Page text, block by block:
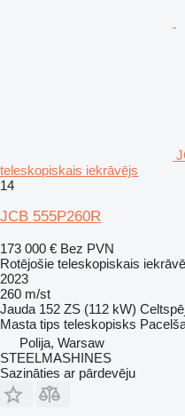
teleskopiskais iekrāvējs
14
JCB 555P260R
173 000 € Bez PVN
Rotējošie teleskopiskais
2023
260 m/st
Jauda 152 ZS (112 kW)
Masta tips teleskopisks
Polija, Warsaw
STEELMASHINES
Sazināties ar pārdevēju